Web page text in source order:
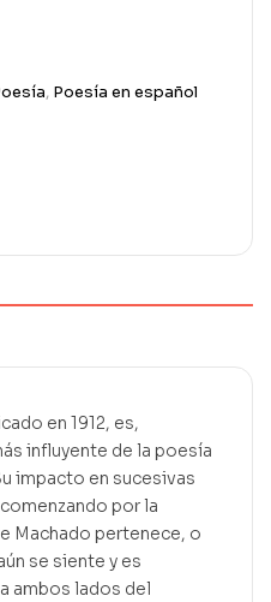
, Poesía en español
en 1912, es,
influyente de la poesía
impacto en sucesivas
por la
Machado pertenece, o
se siente y es
ambos lados del